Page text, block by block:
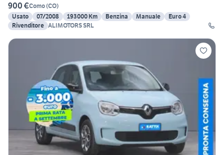
900 €Como(CO)
Usato
07/2008 193000 Km Benzina Manuale
Euro 4
Rivenditore ALIMOTORS SRL